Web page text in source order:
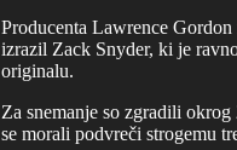
Producenta Lawrence
izrazil Zack Snyder, ki je
originalu.
Za snemanje so zgradili
se morali podvreči strogemu